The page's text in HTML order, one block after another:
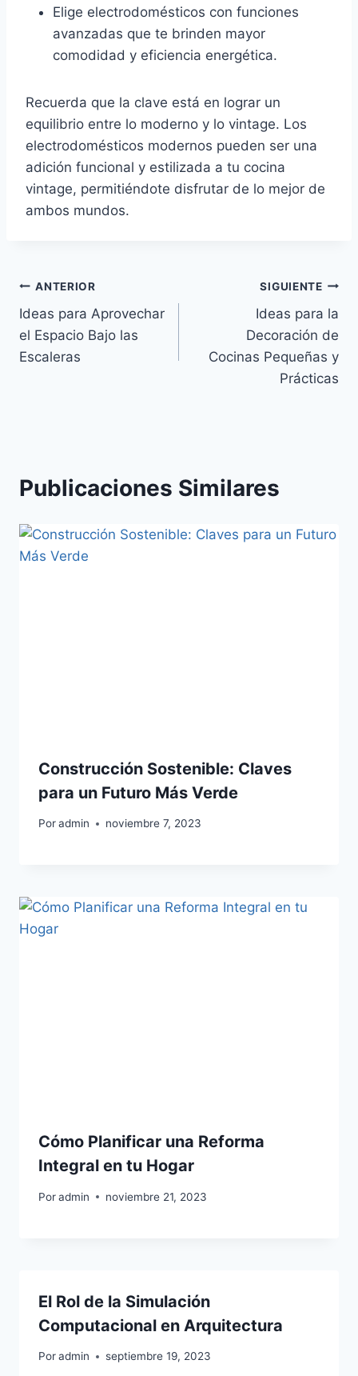
Elige electrodomésticos con funciones
avanzadas que te brinden mayor
comodidad y eficiencia energética.
Recuerda que la clave está en lograr un
equilibrio entre lo moderno y lo vintage. Los
electrodomésticos modernos pueden ser una
adición funcional y estilizada a tu cocina
vintage, permitiéndote disfrutar de lo mejor de
ambos mundos.
ANTERIOR
Ideas para Aprovechar
el Espacio Bajo las
Escaleras
SIGUIENTE
Ideas para la
Decoración de
Cocinas Pequeñas y
Prácticas
Publicaciones Similares
Construcción Sostenible: Claves
para un Futuro Más Verde
Poradmin noviembre 7, 2023
Cómo Planificar una Reforma
Integral en tu Hogar
Poradmin noviembre 21, 2023
El Rol de la Simulación
Computacional en Arquitectura
Poradmin septiembre 19, 2023